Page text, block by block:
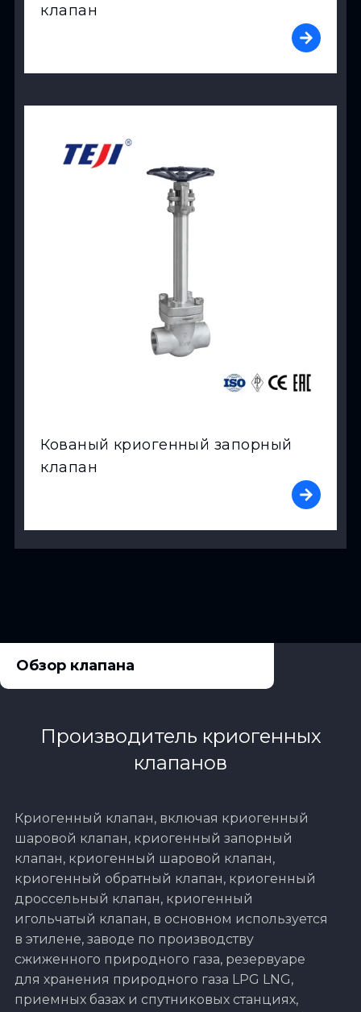
клапан
Кованый криогенный запорный
клапан
Производитель криогенных
клапанов
Криогенный клапан, включая криогенный
шаровой клапан, криогенный запорный
клапан, криогенный шаровой клапан,
криогенный обратный клапан, криогенный
дроссельный клапан, криогенный
игольчатый клапан, в основном используется
в этилене, заводе по производству
сжиженного природного газа, резервуаре
для хранения природного газа LPG LNG,
приемных базах и спутниковых станциях,
Обзор клапана